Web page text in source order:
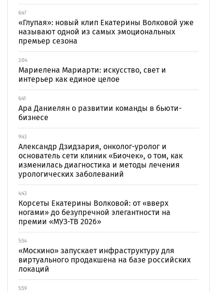
6:47
«Глупая»: новый клип Екатерины Волковой уже
называют одной из самых эмоциональных
премьер сезона
2:04
Мариелена Мариарти: искусство, свет и
интерьер как единое целое
6:41
Ара Даниелян о развитии команды в бьюти-
бизнесе
9:43
Александр Дзидзария, онколог-уролог и
основатель сети клиник «Биочек», о том, как
изменилась диагностика и методы лечения
урологических заболеваний
4:43
Корсеты Екатерины Волковой: от «вверх
ногами» до безупречной элегантности на
премии «МУЗ-ТВ 2026»
5:54
«Москино» запускает инфраструктуру для
виртуального продакшена на базе российских
локаций
5:59